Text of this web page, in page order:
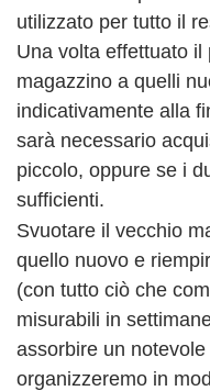
utilizzato per tutto il
Una volta effettuato
magazzino a quelli
indicativamente alla
sarà necessario
piccolo, oppure se i
sufficienti.
Svuotare il vecchio
quello nuovo e
(con tutto ciò che
misurabili in
assorbire un
organizzeremo in